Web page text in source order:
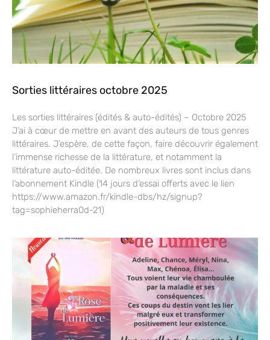
Sorties littéraires octobre 2025
Les sorties littéraires (édités & auto-édités) – Octobre 2025
J’ai à cœur de mettre en avant des auteurs de tous genres
littéraires. J’espère, de cette façon, faire découvrir également
l’immense richesse de la littérature, et notamment la
littérature auto-éditée. De nombreux livres sont inclus dans
l’abonnement Kindle (14 jours d’essai offerts avec le lien
https://www.amazon.fr/kindle-dbs/hz/signup?
tag=sophieherra0d-21)